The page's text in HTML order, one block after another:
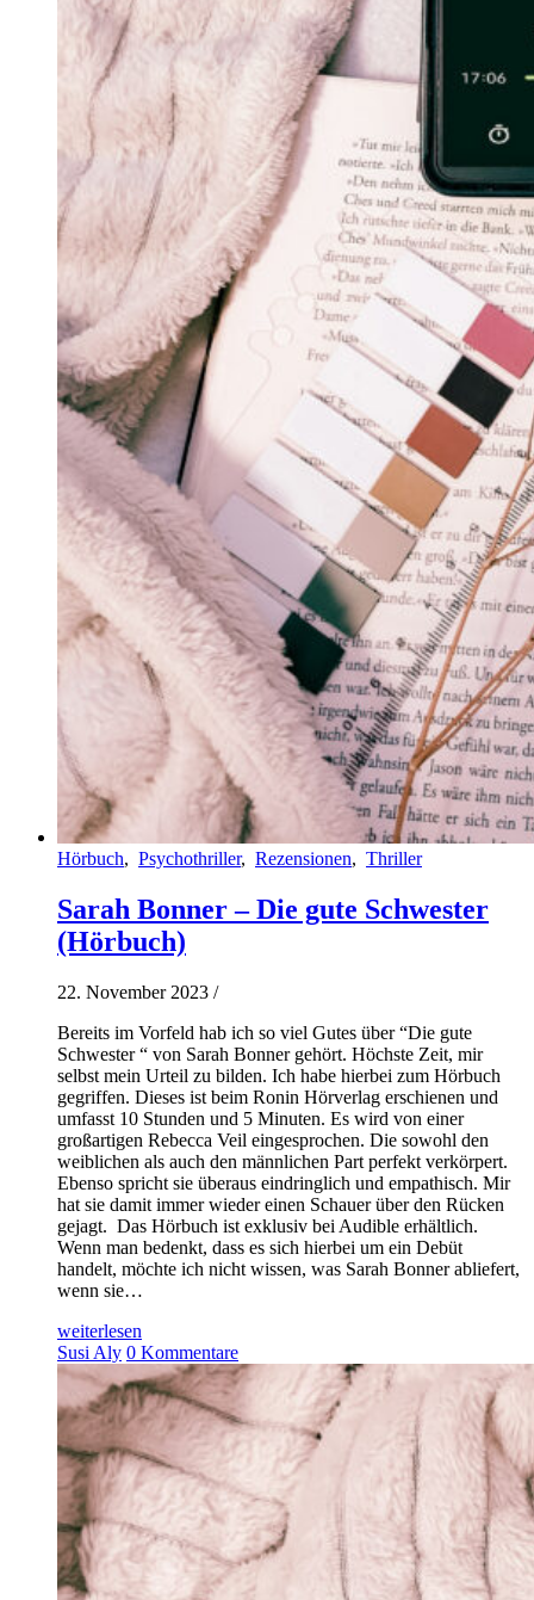
Hörbuch, Psychothriller, Rezensionen, Thriller
Sarah Bonner – Die gute Schwester
(Hörbuch)
22. November 2023 /
Bereits im Vorfeld hab ich so viel Gutes über “Die gute
Schwester “ von Sarah Bonner gehört. Höchste Zeit, mir
selbst mein Urteil zu bilden. Ich habe hierbei zum Hörbuch
gegriffen. Dieses ist beim Ronin Hörverlag erschienen und
umfasst 10 Stunden und 5 Minuten. Es wird von einer
großartigen Rebecca Veil eingesprochen. Die sowohl den
weiblichen als auch den männlichen Part perfekt verkörpert.
Ebenso spricht sie überaus eindringlich und empathisch. Mir
hat sie damit immer wieder einen Schauer über den Rücken
gejagt. Das Hörbuch ist exklusiv bei Audible erhältlich.
Wenn man bedenkt, dass es sich hierbei um ein Debüt
handelt, möchte ich nicht wissen, was Sarah Bonner abliefert,
wenn sie…
weiterlesen
Susi Aly 0 Kommentare